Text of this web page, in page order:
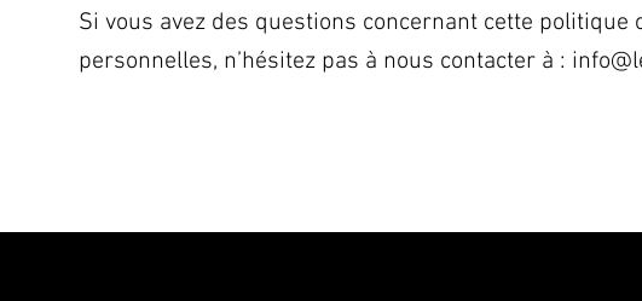
Si vous avez des questions concernant cette politique
personnelles, n’hésitez pas à nous contacter à :